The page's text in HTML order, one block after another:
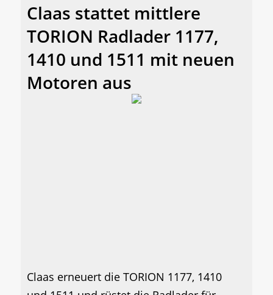
Claas stattet mittlere
TORION Radlader 1177,
1410 und 1511 mit neuen
Motoren aus
Claas erneuert die TORION 1177, 1410